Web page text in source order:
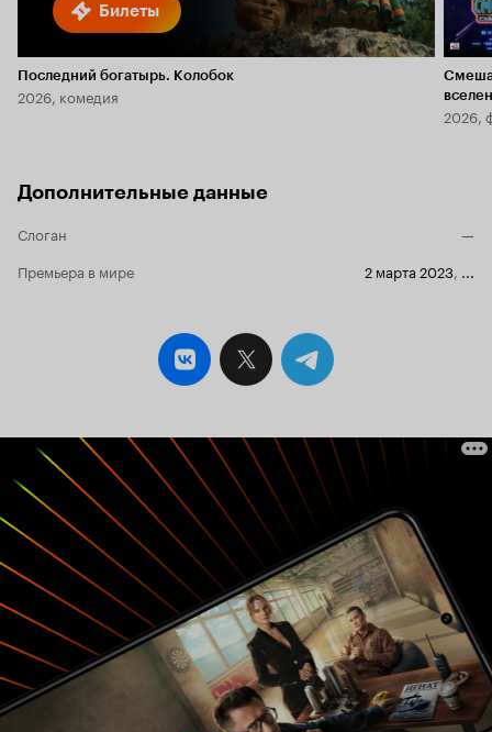
Билеты
Последний богатырь. Колобок
2026, комедия
2026,
Дополнительные данные
Слоган
—
Премьера в мире
2 марта 2023, ...